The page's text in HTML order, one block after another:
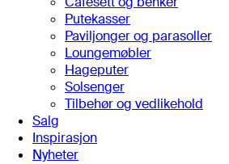
Putekasser
Paviljonger og parasoller
Loungemøbler
Hageputer
Solsenger
Tilbehør og vedlikehold
Salg
Inspirasjon
Nyheter